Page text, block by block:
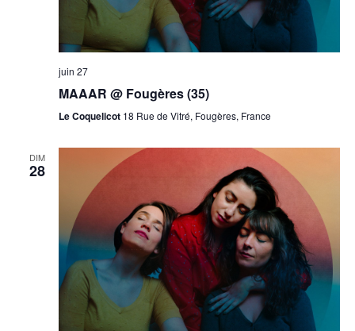
juin 27
MAAAR @ Fougères (35)
Le Coquelicot 18 Rue de Vitré, Fougères, France
DIM
28